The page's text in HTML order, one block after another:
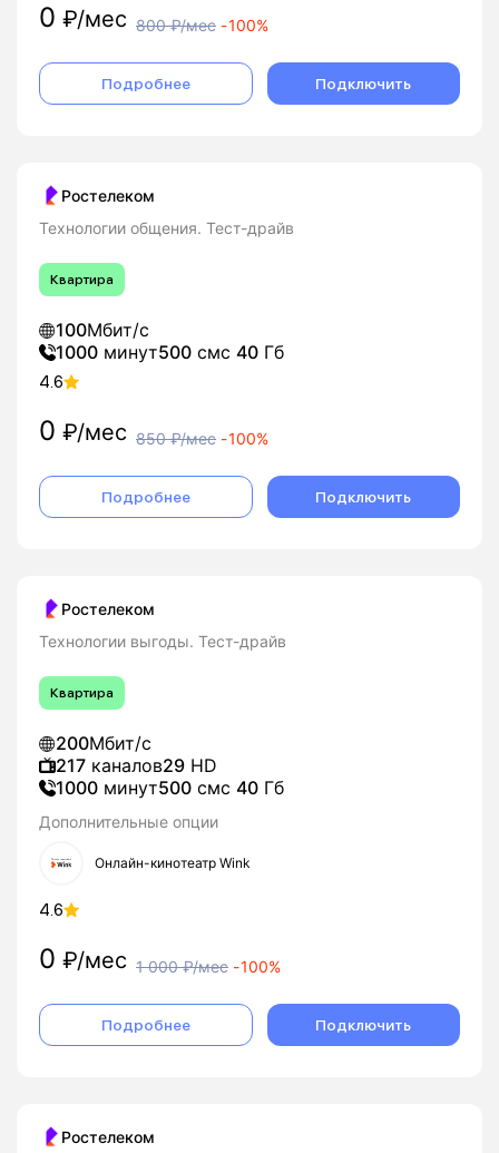
0 ₽/мес 800₽/мес -100%
Подробнее Подключить
Ростелеком
Технологии общения. Тест-драйв
Квартира
100Мбит/с
1000 минут500 смс 40 Гб
4.6
0 ₽/мес 850₽/мес -100%
Подробнее Подключить
Ростелеком
Технологии выгоды. Тест-драйв
Квартира
200Мбит/с
217 каналов29 HD
1000 минут500 смс 40 Гб
Дополнительные опции
Онлайн-кинотеатр Wink
4.6
0 ₽/мес 1 000₽/мес -100%
Подробнее Подключить
Ростелеком